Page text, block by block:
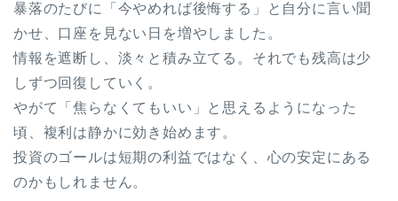
暴落のたびに「今やめれば後悔する」と自分に言い聞
かせ、口座を見ない日を増やしました。
情報を遮断し、淡々と積み立てる。それでも残高は少
しずつ回復していく。
やがて「焦らなくてもいい」と思えるようになった
頃、複利は静かに効き始めます。
投資のゴールは短期の利益ではなく、心の安定にある
のかもしれません。